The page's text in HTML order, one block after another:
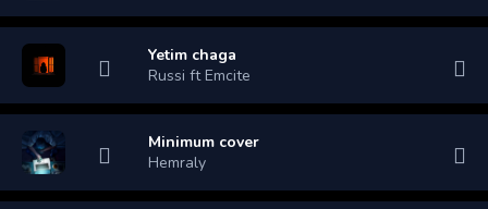
Yetim chaga
Russi ft Emcite
Minimum cover
Hemraly